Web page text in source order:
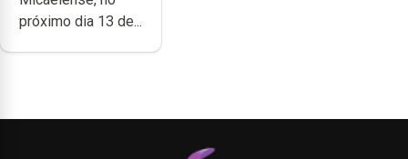
próximo dia 13 de...